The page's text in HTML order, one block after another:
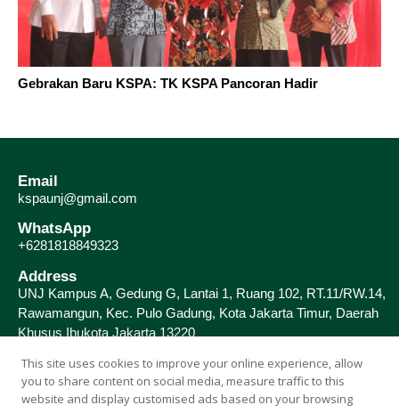
Gebrakan Baru KSPA: TK KSPA Pancoran Hadir
Email
kspaunj@gmail.com
WhatsApp
+6281818849323
Address
UNJ Kampus A, Gedung G, Lantai 1, Ruang 102, RT.11/RW.14,
Rawamangun, Kec. Pulo Gadung, Kota Jakarta Timur, Daerah
Khusus Ibukota Jakarta 13220
This site uses cookies to improve your online experience, allow
you to share content on social media, measure traffic to this
website and display customised ads based on your browsing